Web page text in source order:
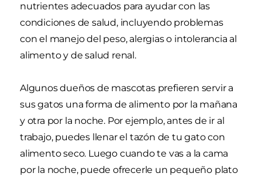
nutrientes adecuados para ayudar con las
condiciones de salud, incluyendo problemas
con el manejo del peso, alergias o intolerancia al
alimento y de salud renal.
Algunos dueños de mascotas prefieren servir a
sus gatos una forma de alimento por la mañana
y otra por la noche. Por ejemplo, antes de ir al
trabajo, puedes llenar el tazón de tu gato con
alimento seco. Luego cuando te vas a la cama
por la noche, puede ofrecerle un pequeño plato